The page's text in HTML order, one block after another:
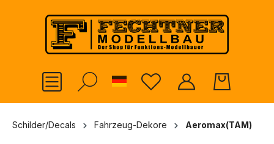
springen
German
Schilder/Decals Fahrzeug-Dekore Aeromax(TAM)